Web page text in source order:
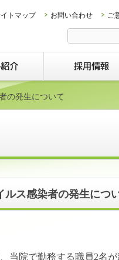
トマップ お問い合わせ ご
の発生について
ルス感染者の発生につ
当院で勤務する職員2名